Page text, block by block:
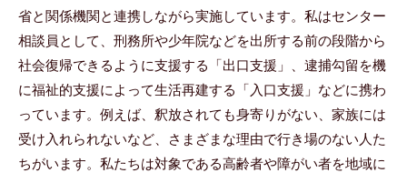
省と関係機関と連携しながら実施しています。私はセンター
相談員として、刑務所や少年院などを出所する前の段階から
社会復帰できるように支援する「出口支援」、逮捕勾留を機
に福祉的支援によって生活再建する「入口支援」などに携わ
っています。例えば、釈放されても身寄りがない、家族には
受け入れられないなど、さまざまな理由で行き場のない人た
ちがいます。私たちは対象である高齢者や障がい者を地域に